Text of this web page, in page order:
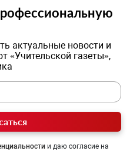
актуальные новости и
«Учительской газеты»,
и даю согласие на